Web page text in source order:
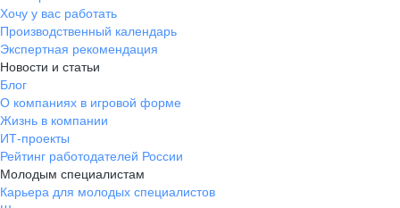
Хочу у вас работать
Производственный календарь
Экспертная рекомендация
Новости и статьи
Блог
О компаниях в игровой форме
Жизнь в компании
ИТ-проекты
Рейтинг работодателей России
Молодым специалистам
Карьера для молодых специалистов